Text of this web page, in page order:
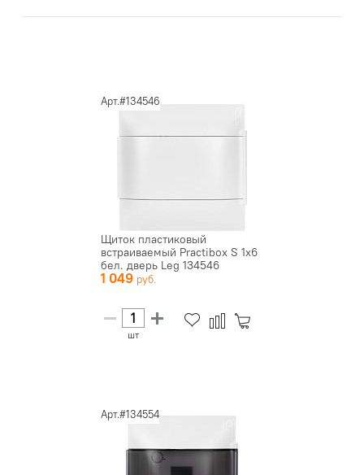
Арт.#134546
Щиток пластиковый
встраиваемый Practibox S 1х6
бел. дверь Leg 134546
1 049
шт
Арт.#134554